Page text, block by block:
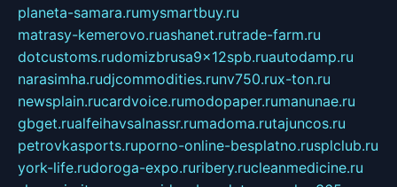
planeta-samara.rumysmartbuy.ru
matrasy-kemerovo.ruashanet.rutrade-farm.ru
dotcustoms.rudomizbrusa9x12spb.ruautodamp.ru
narasimha.rudjcommodities.runv750.rux-ton.ru
newsplain.rucardvoice.rumodopaper.rumanunae.ru
gbget.rualfeihavsalnassr.rumadoma.rutajuncos.ru
petrovkasports.ruporno-online-besplatno.rusplclub.ru
york-life.rudoroga-expo.ruribery.rucleanmedicine.ru